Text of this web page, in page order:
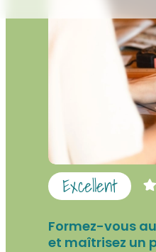
Excellent
Formez-vous
et maîtrisez un